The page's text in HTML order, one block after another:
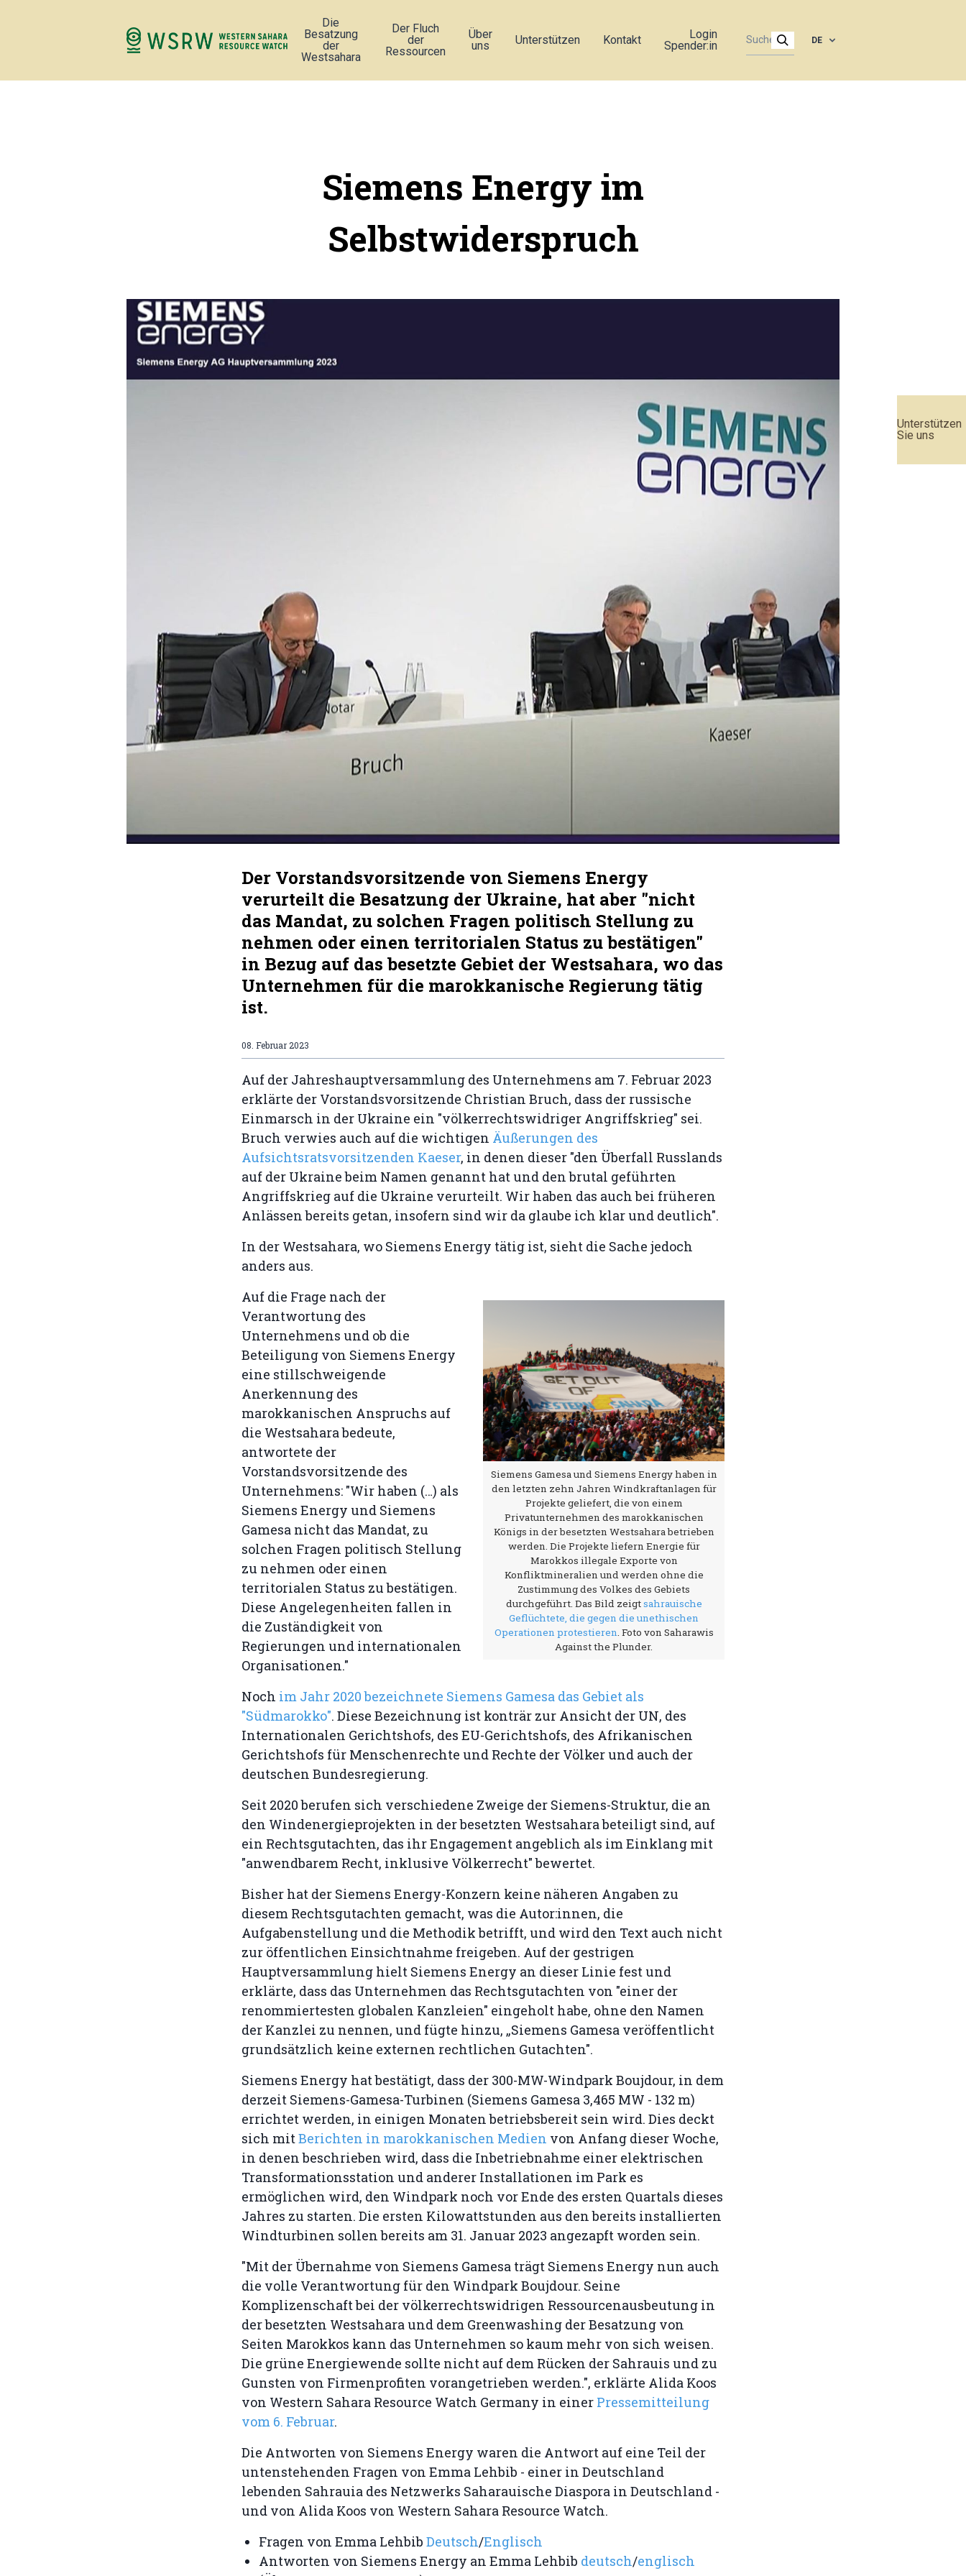
Unterstützen
Sie uns
Die
Besatzung
der
Westsahara
Der Fluch
der
Ressourcen
Über
uns
Unterstützen Kontakt
Login
Spender:in
DE
Siemens Energy im
Selbstwiderspruch
Der Vorstandsvorsitzende von Siemens Energy
verurteilt die Besatzung der Ukraine, hat aber "nicht
das Mandat, zu solchen Fragen politisch Stellung zu
nehmen oder einen territorialen Status zu bestätigen"
in Bezug auf das besetzte Gebiet der Westsahara, wo das
Unternehmen für die marokkanische Regierung tätig
ist.
08. Februar 2023
Auf der Jahreshauptversammlung des Unternehmens am 7. Februar 2023
erklärte der Vorstandsvorsitzende Christian Bruch, dass der russische
Einmarsch in der Ukraine ein "völkerrechtswidriger Angriffskrieg" sei.
Bruch verwies auch auf die wichtigen Äußerungen des
Aufsichtsratsvorsitzenden Kaeser, in denen dieser "den Überfall Russlands
auf der Ukraine beim Namen genannt hat und den brutal geführten
Angriffskrieg auf die Ukraine verurteilt. Wir haben das auch bei früheren
Anlässen bereits getan, insofern sind wir da glaube ich klar und deutlich".
In der Westsahara, wo Siemens Energy tätig ist, sieht die Sache jedoch
anders aus.
Siemens Gamesa und Siemens Energy haben in
den letzten zehn Jahren Windkraftanlagen für
Projekte geliefert, die von einem
Privatunternehmen des marokkanischen
Königs in der besetzten Westsahara betrieben
werden. Die Projekte liefern Energie für
Marokkos illegale Exporte von
Konfliktmineralien und werden ohne die
Zustimmung des Volkes des Gebiets
durchgeführt. Das Bild zeigtsahrauische
Geflüchtete, die gegen die unethischen
Operationen protestieren. Foto von Saharawis
Against the Plunder.
Auf die Frage nach der
Verantwortung des
Unternehmens und ob die
Beteiligung von Siemens Energy
eine stillschweigende
Anerkennung des
marokkanischen Anspruchs auf
die Westsahara bedeute,
antwortete der
Vorstandsvorsitzende des
Unternehmens: "Wir haben (…) als
Siemens Energy und Siemens
Gamesa nicht das Mandat, zu
solchen Fragen politisch Stellung
zu nehmen oder einen
territorialen Status zu bestätigen.
Diese Angelegenheiten fallen in
die Zuständigkeit von
Regierungen und internationalen
Organisationen."
Noch im Jahr 2020 bezeichnete Siemens Gamesa das Gebiet als
"Südmarokko". Diese Bezeichnung ist konträr zur Ansicht der UN, des
Internationalen Gerichtshofs, des EU-Gerichtshofs, des Afrikanischen
Gerichtshofs für Menschenrechte und Rechte der Völker und auch der
deutschen Bundesregierung.
Seit 2020 berufen sich verschiedene Zweige der Siemens-Struktur, die an
den Windenergieprojekten in der besetzten Westsahara beteiligt sind, auf
ein Rechtsgutachten, das ihr Engagement angeblich als im Einklang mit
"anwendbarem Recht, inklusive Völkerrecht" bewertet.
Bisher hat der Siemens Energy-Konzern keine näheren Angaben zu
diesem Rechtsgutachten gemacht, was die Autor:innen, die
Aufgabenstellung und die Methodik betrifft, und wird den Text auch nicht
zur öffentlichen Einsichtnahme freigeben. Auf der gestrigen
Hauptversammlung hielt Siemens Energy an dieser Linie fest und
erklärte, dass das Unternehmen das Rechtsgutachten von "einer der
renommiertesten globalen Kanzleien" eingeholt habe, ohne den Namen
der Kanzlei zu nennen, und fügte hinzu, „Siemens Gamesa veröffentlicht
grundsätzlich keine externen rechtlichen Gutachten".
Siemens Energy hat bestätigt, dass der 300-MW-Windpark Boujdour, in dem
derzeit Siemens-Gamesa-Turbinen (Siemens Gamesa 3,465 MW - 132 m)
errichtet werden, in einigen Monaten betriebsbereit sein wird. Dies deckt
sich mitBerichten in marokkanischen Medien von Anfang dieser Woche,
in denen beschrieben wird, dass die Inbetriebnahme einer elektrischen
Transformationsstation und anderer Installationen im Park es
ermöglichen wird, den Windpark noch vor Ende des ersten Quartals dieses
Jahres zu starten. Die ersten Kilowattstunden aus den bereits installierten
Windturbinen sollen bereits am 31. Januar 2023 angezapft worden sein.
"Mit der Übernahme von Siemens Gamesa trägt Siemens Energy nun auch
die volle Verantwortung für den Windpark Boujdour. Seine
Komplizenschaft bei der völkerrechtswidrigen Ressourcenausbeutung in
der besetzten Westsahara und dem Greenwashing der Besatzung von
Seiten Marokkos kann das Unternehmen so kaum mehr von sich weisen.
Die grüne Energiewende sollte nicht auf dem Rücken der Sahrauis und zu
Gunsten von Firmenprofiten vorangetrieben werden.", erklärte Alida Koos
von Western Sahara Resource Watch Germany in einer Pressemitteilung
vom 6. Februar.
Die Antworten von Siemens Energy waren die Antwort auf eine Teil der
untenstehenden Fragen von Emma Lehbib - einer in Deutschland
lebenden Sahrauia des Netzwerks Saharauische Diaspora in Deutschland -
und von Alida Koos von Western Sahara Resource Watch.
Fragen von Emma Lehbib Deutsch/Englisch
Antworten von Siemens Energy an Emma Lehbib deutsch/englisch